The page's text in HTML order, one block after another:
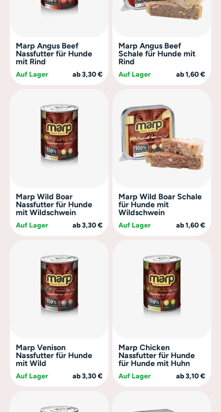
Marp Angus Beef
Nassfutter für Hunde
mit Rind
Auf Lager ab 3,30 €
Marp Angus Beef
Schale für Hunde mit
Rind
Auf Lager ab 1,60 €
Marp Wild Boar
Nassfutter für Hunde
mit Wildschwein
Auf Lager ab 3,30 €
Marp Wild Boar Schale
für Hunde mit
Wildschwein
Auf Lager ab 1,60 €
Marp Venison
Nassfutter für Hunde
mit Wild
Auf Lager ab 3,30 €
Marp Chicken
Nassfutter für Hunde
für Hunde mit Huhn
Auf Lager ab 3,10 €